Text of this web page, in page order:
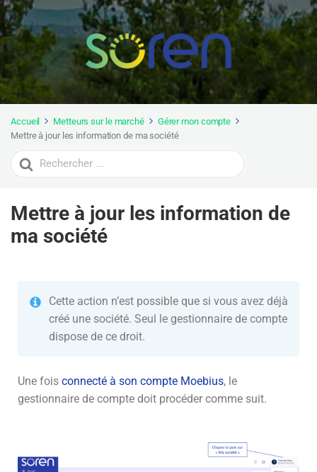
Accueil Metteurs sur le marché
Gérer mon compte
Mettre à jour les information de ma société
Search
For
Mettre à jour les information de
ma société
Cette action n’est possible que si vous avez déjà
créé une société. Seul le gestionnaire de compte
dispose de ce droit.
Une fois connecté à son compte Moebius, le
gestionnaire de compte doit procéder comme suit.